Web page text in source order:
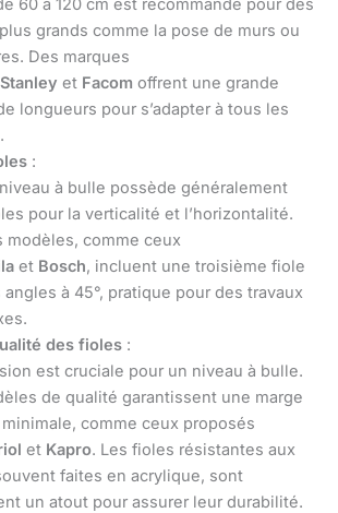
60 à 120 cm est recommandé pour des
grands comme la pose de murs ou
Des marques
Stanley et Facom offrent une grande
longueurs pour s’adapter à tous les
:
à bulle possède généralement
pour la verticalité et l’horizontalité.
modèles, comme ceux
et Bosch, incluent une troisième fiole
angles à 45°, pratique pour des travaux
des fioles :
est cruciale pour un niveau à bulle.
de qualité garantissent une marge
minimale, comme ceux proposés
et Kapro. Les fioles résistantes aux
faites en acrylique, sont
un atout pour assurer leur durabilité.